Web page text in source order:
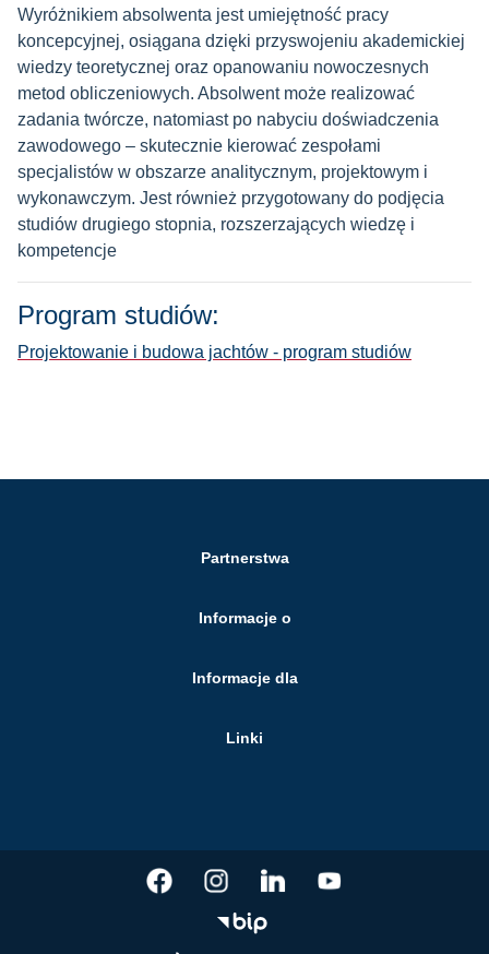
Wyróżnikiem absolwenta jest umiejętność pracy
koncepcyjnej, osiągana dzięki przyswojeniu akademickiej
wiedzy teoretycznej oraz opanowaniu nowoczesnych
metod obliczeniowych. Absolwent może realizować
zadania twórcze, natomiast po nabyciu doświadczenia
zawodowego – skutecznie kierować zespołami
specjalistów w obszarze analitycznym, projektowym i
wykonawczym. Jest również przygotowany do podjęcia
studiów drugiego stopnia, rozszerzających wiedzę i
kompetencje
Program studiów:
Projektowanie i budowa jachtów - program studiów
Partnerstwa
Informacje o
Informacje dla
Linki